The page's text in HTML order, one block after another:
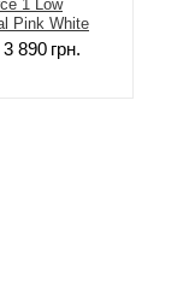
1 Low
Pink White
3 890 грн.